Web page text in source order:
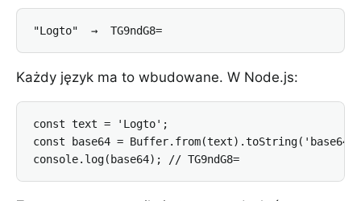
"Logto"  →  TG9ndG8=
Każdy język ma to wbudowane. W Node.js:
const text = 'Logto';
const base64 =
console.log(base64); // TG9ndG8=